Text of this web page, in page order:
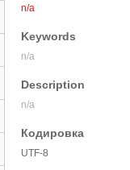
n/a
Keywords
n/a
Description
n/a
Кодировка
UTF-8